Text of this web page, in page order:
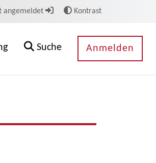
angemeldet Kontrast
Suche Anmelden